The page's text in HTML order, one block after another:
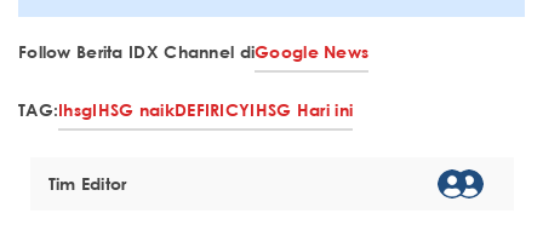
Follow Berita IDX Channel diGoogle News
TAG:IhsgIHSG naikDEFIRICYIHSG Hari ini
Tim Editor